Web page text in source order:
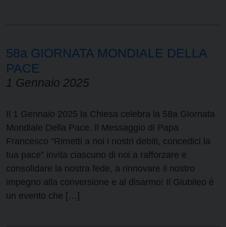
58a GIORNATA MONDIALE DELLA
PACE
1 Gennaio 2025
Il 1 Gennaio 2025 la Chiesa celebra la 58a Giornata
Mondiale Della Pace. Il Messaggio di Papa
Francesco “Rimetti a noi i nostri debiti, concedici la
tua pace” invita ciascuno di noi a rafforzare e
consolidare la nostra fede, a rinnovare il nostro
impegno alla conversione e al disarmo! Il Giubileo è
un evento che […]